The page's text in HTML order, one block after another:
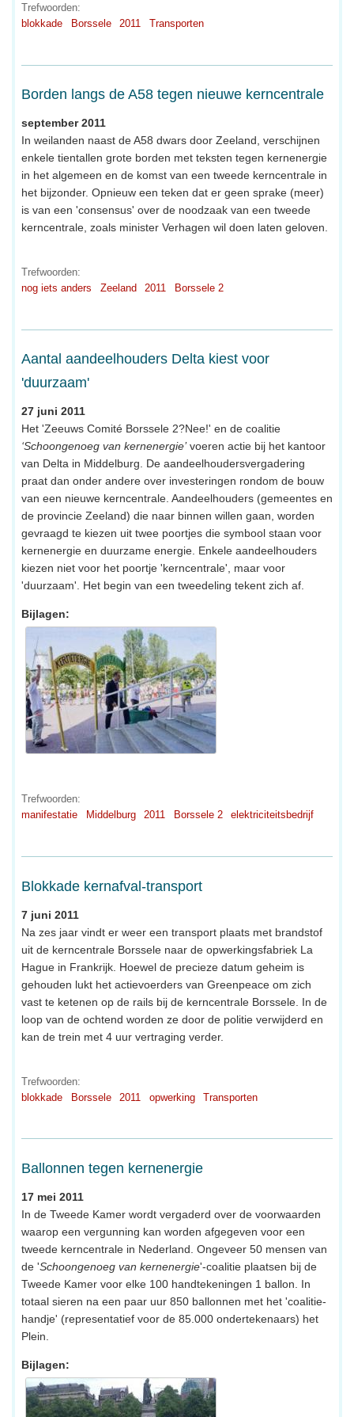
Trefwoorden:
blokkade
Borssele 2011 Transporten
Borden langs de A58 tegen nieuwe kerncentrale
september 2011
In weilanden naast de A58 dwars door Zeeland, verschijnen
enkele tientallen grote borden met teksten tegen kernenergie
in het algemeen en de komst van een tweede kerncentrale in
het bijzonder. Opnieuw een teken dat er geen sprake (meer)
is van een 'consensus' over de noodzaak van een tweede
kerncentrale, zoals minister Verhagen wil doen laten geloven.
Trefwoorden:
nog iets anders
Zeeland 2011 Borssele 2
Aantal aandeelhouders Delta kiest voor
'duurzaam'
27 juni 2011
Het 'Zeeuws Comité Borssele 2?Nee!' en de coalitie
‘Schoongenoeg van kernenergie’voeren actie bij het kantoor
van Delta in Middelburg. De aandeelhoudersvergadering
praat dan onder andere over investeringen rondom de bouw
van een nieuwe kerncentrale. Aandeelhouders (gemeentes en
de provincie Zeeland) die naar binnen willen gaan, worden
gevraagd te kiezen uit twee poortjes die symbool staan voor
kernenergie en duurzame energie. Enkele aandeelhouders
kiezen niet voor het poortje 'kerncentrale', maar voor
'duurzaam'. Het begin van een tweedeling tekent zich af.
Bijlagen:
Trefwoorden:
manifestatie
Middelburg 2011 Borssele 2 elektriciteitsbedrijf
Blokkade kernafval-transport
7 juni 2011
Na zes jaar vindt er weer een transport plaats met brandstof
uit de kerncentrale Borssele naar de opwerkingsfabriek La
Hague in Frankrijk. Hoewel de precieze datum geheim is
gehouden lukt het actievoerders van Greenpeace om zich
vast te ketenen op de rails bij de kerncentrale Borssele. In de
loop van de ochtend worden ze door de politie verwijderd en
kan de trein met 4 uur vertraging verder.
Trefwoorden:
blokkade
Borssele 2011 opwerking Transporten
Ballonnen tegen kernenergie
17 mei 2011
In de Tweede Kamer wordt vergaderd over de voorwaarden
waarop een vergunning kan worden afgegeven voor een
tweede kerncentrale in Nederland. Ongeveer 50 mensen van
de 'Schoongenoeg van kernenergie'-coalitie plaatsen bij de
Tweede Kamer voor elke 100 handtekeningen 1 ballon. In
totaal sieren na een paar uur 850 ballonnen met het 'coalitie-
handje' (representatief voor de 85.000 ondertekenaars) het
Plein.
Bijlagen: